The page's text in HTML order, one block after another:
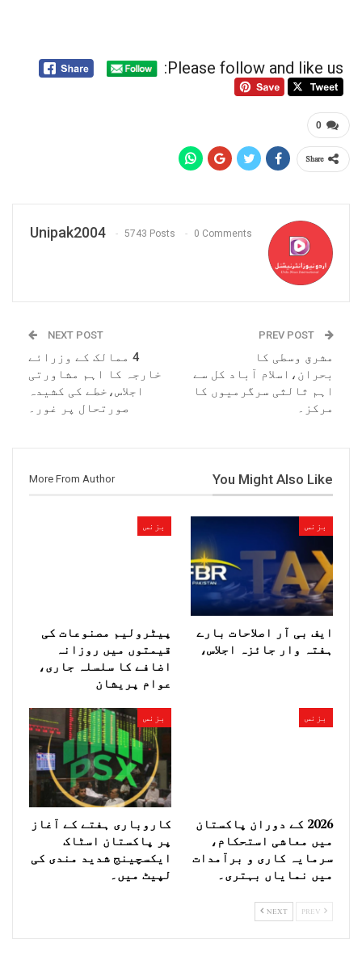
Please follow and like us:
0
Share
Unipak2004 5743 Posts 0 Comments
مشرق وسطی کا
بحران،اسلام آباد کل سے
اہم ثالثی سرگرمیوں کا
مرکز۔
NEXT POST
4 ممالک کے وزرائے
خارجہ کا اہم مشاورتی
اجلاس،خطے کی کشیدہ
صورتحال پر غور۔
You Might Also Like
More From Author
بزنس
ایف بی آر اصلاحات بارے
ہفتہ وار جائزہ اجلاس،
بزنس
پیٹرولیم مصنوعات کی
قیمتوں میں روزانہ
اضافے کا سلسلہ جاری،
عوام پریشان
بزنس
2026 کے دوران پاکستان
میں معاشی استحکام،
سرمایہ کاری و برآمدات
میں نمایاں بہتری۔
بزنس
کاروباری ہفتے کے آغاز
پر پاکستان اسٹاک
ایکسچینج شدید مندی کی
لپیٹ میں۔
NEXT